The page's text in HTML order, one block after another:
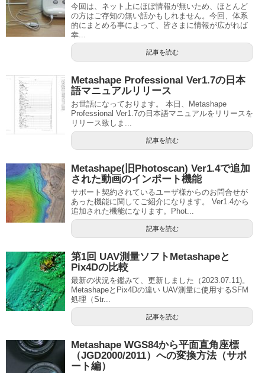
今回は、ネット上にほぼ情報が無いため、ほとんど
の方はご存知の無い話かもしれません。今回、体系
的にまとめる事によって、皆さまに情報が広がれば
幸...
記事を読む
Metashape Professional Ver1.7の日本
語マニュアルリリース
お世話になっております。 本日、Metashape
Professional Ver1.7の日本語マニュアルをリリースを
リリース致しま...
記事を読む
Metashape(旧Photoscan) Ver1.4で追加
された動画のインポート機能
サポート契約されているユーザ様からのお問合せが
あった機能に関してご紹介になります。 Ver1.4から
追加された機能になります。Phot...
記事を読む
第1回 UAV測量ソフトMetashapeと
Pix4Dの比較
最新の状況を鑑みて、更新しました（2023.07.11)。
MetashapeとPix4Dの違い UAV測量に使用するSFM
処理（Str...
記事を読む
Metashape WGS84から平面直角座標
（JGD2000/2011）への変換方法（サポ
ート編）